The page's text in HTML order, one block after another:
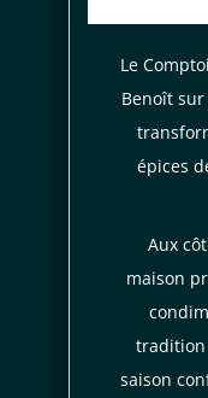
Le
Benoît
épices
Aux
maison
tradition
saison
Je consens aussi à
promotionnelles.
conditions